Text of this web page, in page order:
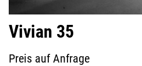
Vivian 35
Preis auf Anfrage